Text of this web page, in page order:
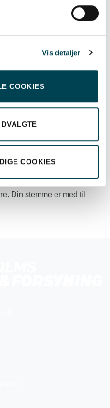
Vis detaljer
COOKIES
COOKIES
kan stemme på deres
hos Bornholms Energi
Energi og
bornholmerne kan
2024.
Din stemme er med til